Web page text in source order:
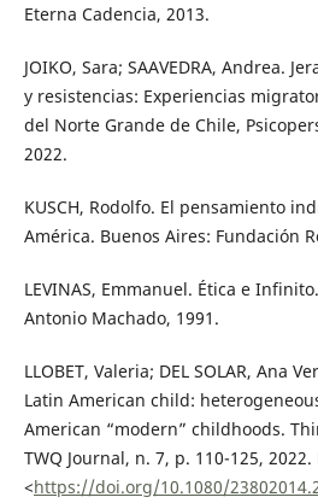
Eterna Cadencia, 2013.
JOIKO, Sara; SAAVEDRA, Andrea.
y resistencias: Experiencias
del Norte Grande de Chile,
2022.
KUSCH, Rodolfo. El pensamiento
América. Buenos Aires: Fundación
LEVINAS, Emmanuel. Ética e
Antonio Machado, 1991.
LLOBET, Valeria; DEL SOLAR, Ana
Latin American child:
American “modern” childhoods.
TWQ Journal, n. 7, p. 110-125,
<https://doi.org/10.1080/